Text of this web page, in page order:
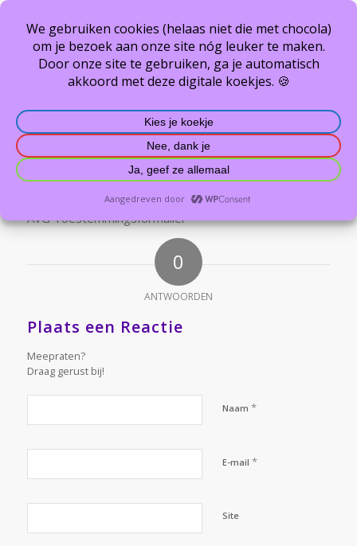
AVG Toestemmingsformulier
/ Info & links /
AVG Toestemmingsformulier
AVG Toestemmingsformulier
0
ANTWOORDEN
Plaats een Reactie
Meepraten?
Draag gerust bij!
Naam *
E-mail *
Site